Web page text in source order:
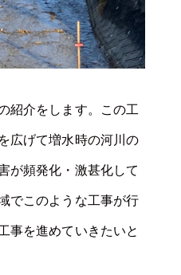
紹介をします。この工
広げて増水時の河川の
が頻発化・激甚化して
でこのような工事が行
事を進めていきたいと